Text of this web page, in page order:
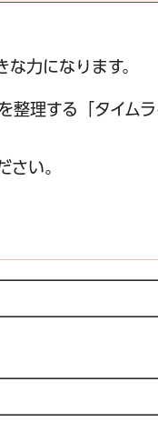
力になります。
整理する「タイム
さい。